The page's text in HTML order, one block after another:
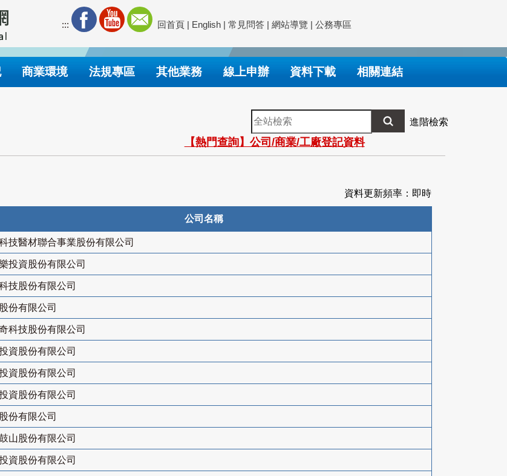
::: 回首頁 | English | 常見問答 | 網站導覽 | 公務專區
商業環境 法規專區 其他業務 線上申辦 資料下載 相關連結
全
站
檢
索
進階檢索
【熱門查詢】公司/商業/工廠登記資料
資料更新頻率：即時
公司名稱
技醫材聯合事業股份有限公司
投資股份有限公司
技股份有限公司
份有限公司
科技股份有限公司
資股份有限公司
資股份有限公司
資股份有限公司
份有限公司
山股份有限公司
資股份有限公司